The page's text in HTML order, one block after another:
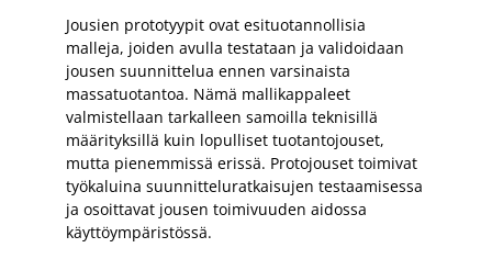
Jousien prototyypit ovat esituotannollisia
malleja, joiden avulla testataan ja validoidaan
jousen suunnittelua ennen varsinaista
massatuotantoa. Nämä mallikappaleet
valmistellaan tarkalleen samoilla teknisillä
määrityksillä kuin lopulliset tuotantojouset,
mutta pienemmissä erissä. Protojouset toimivat
työkaluina suunnitteluratkaisujen testaamisessa
ja osoittavat jousen toimivuuden aidossa
käyttöympäristössä.